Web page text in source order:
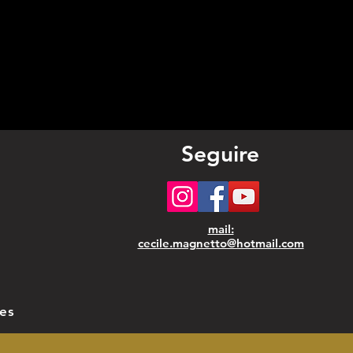
parfait pour
des
Seguire
mail:
cecile.magnetto@hotmail.com